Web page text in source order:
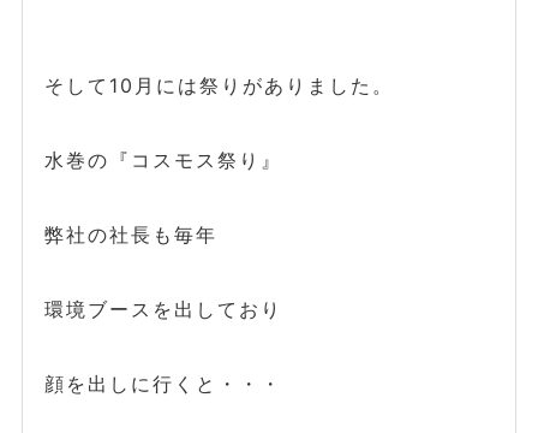
そして10月には祭りがありました。
水巻の『コスモス祭り』
弊社の社長も毎年
環境ブースを出しており
顔を出しに行くと・・・